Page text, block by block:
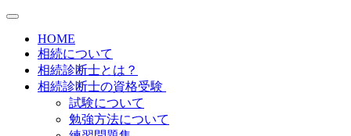
HOME
相続について
相続診断士とは？
相続診断士の資格受験
試験について
勉強方法について